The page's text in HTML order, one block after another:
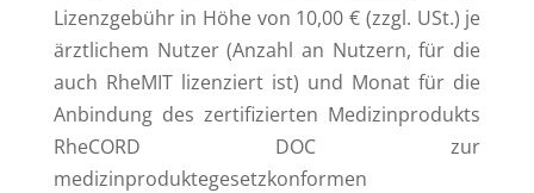
Lizenzgebühr in Höhe von 10,00 € (zzgl. USt.) je
ärztlichem Nutzer (Anzahl an Nutzern, für die
auch RheMIT lizenziert ist) und Monat für die
Anbindung des zertifizierten Medizinprodukts
RheCORD DOC zur
medizinproduktegesetzkonformen